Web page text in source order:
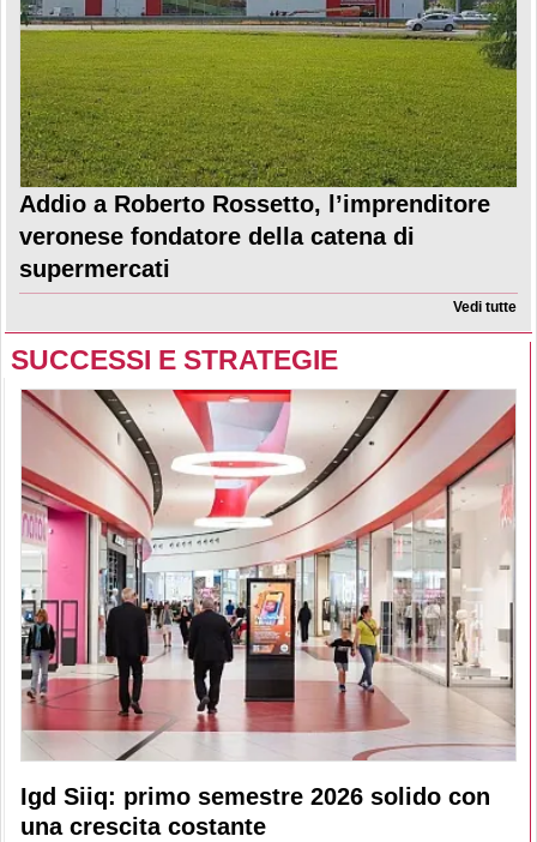
Addio a Roberto Rossetto, l’imprenditore
veronese fondatore della catena di
supermercati
Vedi tutte
SUCCESSI E STRATEGIE
Igd Siiq: primo semestre 2026 solido con
una crescita costante